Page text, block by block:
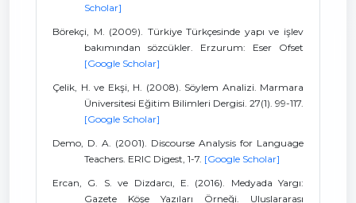
Scholar]
Börekçi, M. (2009). Türkiye Türkçesinde yapı ve işlev
bakımından sözcükler. Erzurum: Eser Ofset
[Google Scholar]
Çelik, H. ve Ekşi, H. (2008). Söylem Analizi. Marmara
Üniversitesi Eğitim Bilimleri Dergisi. 27(1). 99-117.
[Google Scholar]
Demo, D. A. (2001). Discourse Analysis for Language
Teachers. ERIC Digest, 1-7. [Google Scholar]
Ercan, G. S. ve Dizdarcı, E. (2016). Medyada Yargı:
Gazete Köşe Yazıları Örneği. Uluslararası